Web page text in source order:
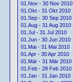
01.Nov - 30 Nov 2010
01.Okt - 31 Okt 2010
01.Sep - 30 Sep 2010
01.Aug - 31 Aug 2010
01.Jul - 31 Jul 2010
01.Jun - 30 Jun 2010
01.Mai - 31 Mai 2010
01.Apr - 30 Apr 2010
01.Mär - 31 Mär 2010
01.Feb - 28 Feb 2010
01.Jan - 31 Jan 2010